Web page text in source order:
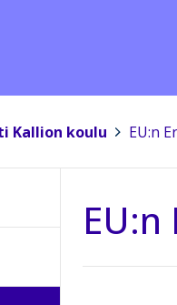
Kallion koulu EU:n